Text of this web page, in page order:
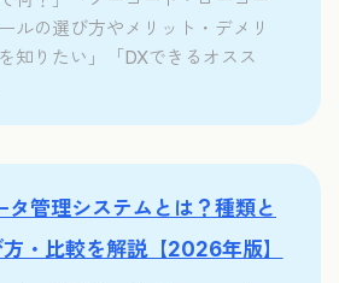
ルの選び方やメリット・デメリ
知りたい」「DXできるオスス
タ管理システムとは？種類と
・比較を解説【2026年版】